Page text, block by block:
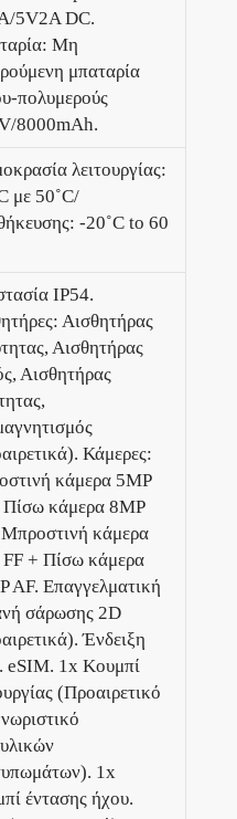
5V2A DC.
Μη
μπαταρία
πολυμερούς
8000mAh.
λειτουργίας:
με 50˚C/
-20˚C to 60
IP54.
Αισθητήρας
Αισθητήρας
Αισθητήρας
Κάμερες:
κάμερα 5MP
Πίσω κάμερα 8MP
κάμερα
FF + Πίσω κάμερα
AF. Επαγγελματική
σάρωσης 2D
Ένδειξη
eSIM. 1x Κουμπί
(Προαιρετικό
1x
έντασης ήχου.